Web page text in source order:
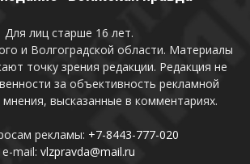
Для лиц старше 16 лет.
и Волгоградской области. Материалы
точку зрения редакции. Редакция не
за объективность рекламной
высказанные в комментариях.
рекламы: +7-8443-777-020
e-mail: vlzpravda@mail.ru